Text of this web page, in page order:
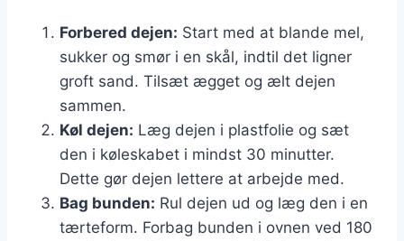
Forbered dejen: Start med at blande mel,
sukker og smør i en skål, indtil det ligner
groft sand. Tilsæt ægget og ælt dejen
sammen.
Køl dejen: Læg dejen i plastfolie og sæt
den i køleskabet i mindst 30 minutter.
Dette gør dejen lettere at arbejde med.
Bag bunden: Rul dejen ud og læg den i en
tærteform. Forbag bunden i ovnen ved 180